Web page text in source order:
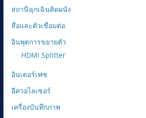
สถานีฉุกเฉินติดผนัง
สื่อและตัวเชื่อมต่อ
อินพุตการขยายตัว
HDMI Splitter
อินเตอร์เฟซ
อีควอไลเซอร์
เครื่องบันทึกภาพ